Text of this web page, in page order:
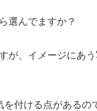
選んでますか？
が、イメージにあ
付ける点があるの